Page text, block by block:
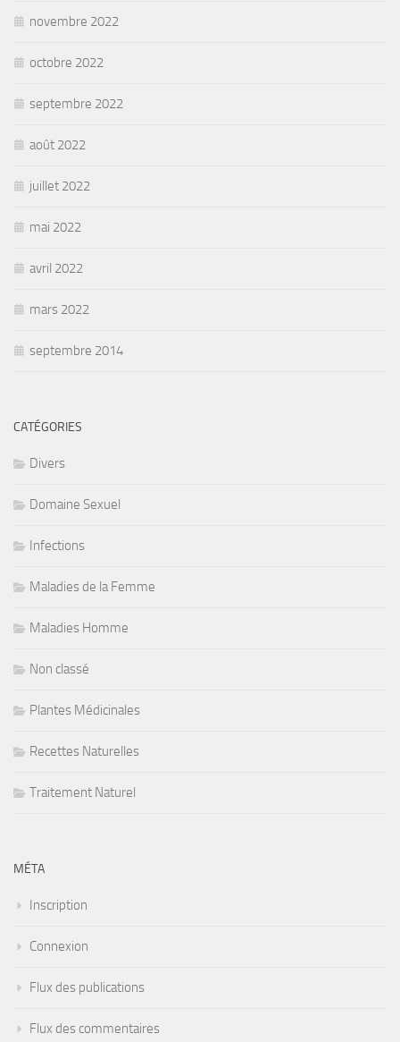
novembre 2022
octobre 2022
septembre 2022
août 2022
juillet 2022
mai 2022
avril 2022
mars 2022
septembre 2014
CATÉGORIES
Divers
Domaine Sexuel
Infections
Maladies de la Femme
Maladies Homme
Non classé
Plantes Médicinales
Recettes Naturelles
Traitement Naturel
MÉTA
Inscription
Connexion
Flux des publications
Flux des commentaires